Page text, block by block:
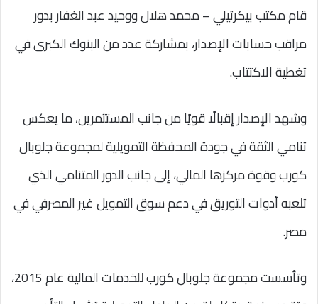
قام مكتب بيكرتيلي – محمد هلال ووحيد عبد الغفار بدور
مراقب حسابات الإصدار، بمشاركة عدد من البنوك الكبرى في
تغطية الاكتتاب.
وشهد الإصدار إقبالًا قويًا من جانب المستثمرين، ما يعكس
تنامي الثقة في جودة المحفظة التمويلية لمجموعة جلوبال
كورب وقوة مركزها المالي، إلى جانب الدور المتنامي الذي
تلعبه أدوات التوريق في دعم سوق التمويل غير المصرفي في
مصر.
وتأسست مجموعة جلوبال كورب للخدمات المالية عام 2015،